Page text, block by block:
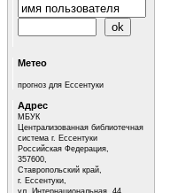
Метео
прогноз для Ессентуки
Адрес
МБУК
Централизованная библиотечная
система г. Ессентуки
Российская Федерация,
357600,
Ставропольский край,
г. Ессентуки,
ул. Интернациональная, 44